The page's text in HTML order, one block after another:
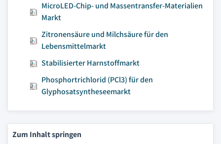
MicroLED-Chip- und Massentransfer-Materialien
Markt
Zitronensäure und Milchsäure für den
Lebensmittelmarkt
Stabilisierter Harnstoffmarkt
Phosphortrichlorid (PCl3) für den
Glyphosatsyntheseemarkt
Zum Inhalt springen